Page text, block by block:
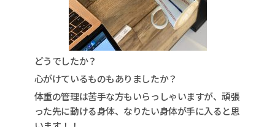
どうでしたか？
心がけているものもありましたか？
体重の管理は苦手な方もいらっしゃいますが、頑張
った先に動ける身体、なりたい身体が手に入ると思